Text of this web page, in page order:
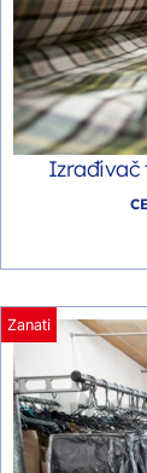
Izrađivač
Zanati